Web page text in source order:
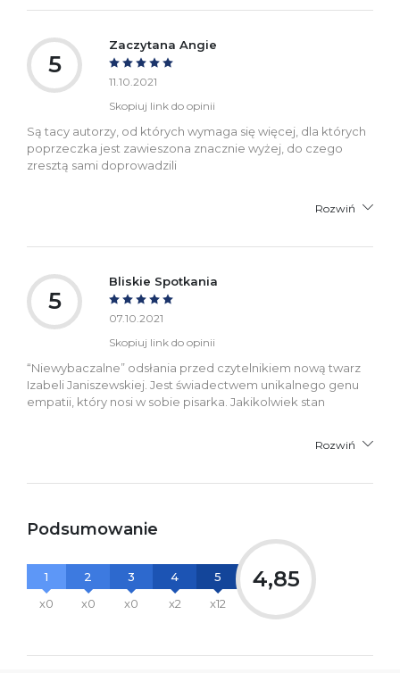
5
Zaczytana Angie
11.10.2021
Skopiuj link do opinii
Są tacy autorzy, od których wymaga się więcej, dla których
poprzeczka jest zawieszona znacznie wyżej, do czego
zresztą sami doprowadzili
Rozwiń
5
Bliskie Spotkania
07.10.2021
Skopiuj link do opinii
“Niewybaczalne” odsłania przed czytelnikiem nową twarz
Izabeli Janiszewskiej. Jest świadectwem unikalnego genu
empatii, który nosi w sobie pisarka. Jakikolwiek stan
Rozwiń
Podsumowanie
1
x0
2
x0
3
x0
4
x2
5
x12
4,85